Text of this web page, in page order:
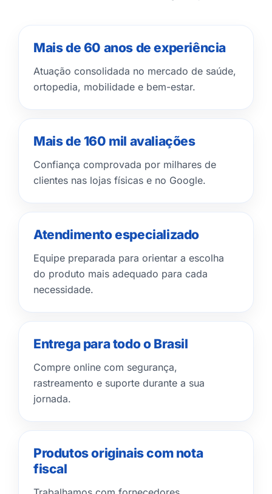
Mais de 60 anos de experiência
Atuação consolidada no mercado de saúde,
ortopedia, mobilidade e bem-estar.
Mais de 160 mil avaliações
Confiança comprovada por milhares de
clientes nas lojas físicas e no Google.
Atendimento especializado
Equipe preparada para orientar a escolha
do produto mais adequado para cada
necessidade.
Entrega para todo o Brasil
Compre online com segurança,
rastreamento e suporte durante a sua
jornada.
Produtos originais com nota
fiscal